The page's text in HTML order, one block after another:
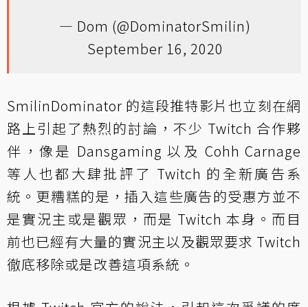
— Dom (@DominatorSmilin)
September 16, 2020
SmilinDominator 的這段推特影片也立刻在網
路上引起了熱烈的討論，不少 Twitch 合作夥
伴，像是 Dansgaming 以及 Cohh Carnage
等人也都大肆批評了 Twitch 的全新廣告系
統。更糟糕的是，插入這些廣告的受惠方並不
是實況主或是觀眾，而是 Twitch 本身。而目
前也已經有大量的實況主以及觀眾要求 Twitch
徹底移除或是改善這項系統。